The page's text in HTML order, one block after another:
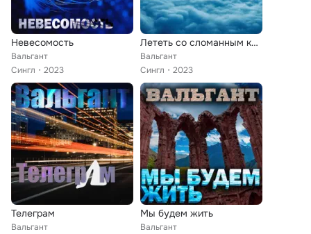
Невесомость
Вальгант
Сингл
2023
Лететь со сломанным крылом
Вальгант
Сингл
2023
Телеграм
Вальгант
Мы будем жить
Вальгант